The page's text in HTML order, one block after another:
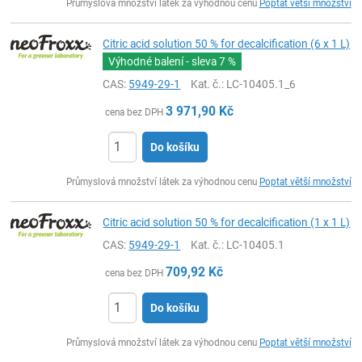
Průmyslová množství látek za výhodnou cenu Poptat větší množství
Citric acid solution 50 % for decalcification (6 x 1 L)
Výhodné balení - sleva7 %
CAS: 5949-29-1 Kat. č.: LC-10405.1_6
cena bez DPH 3 971,90 Kč
Do košíku
Průmyslová množství látek za výhodnou cenu Poptat větší množství
Citric acid solution 50 % for decalcification (1 x 1 L)
CAS: 5949-29-1 Kat. č.: LC-10405.1
cena bez DPH 709,92 Kč
Do košíku
Průmyslová množství látek za výhodnou cenu Poptat větší množství